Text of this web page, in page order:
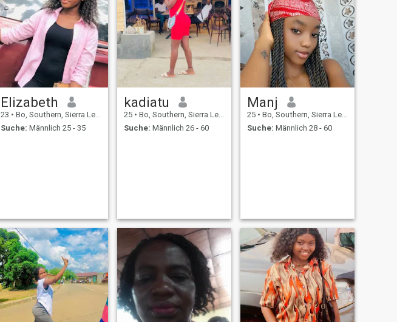
Elizabeth
23 • Bo, Southern, Sierra Leone
Suche: Männlich 25 - 35
kadiatu
25 • Bo, Southern, Sierra Leone
Suche: Männlich 26 - 60
Manj
25 • Bo, Southern, Sierra Leone
Suche: Männlich 28 - 60